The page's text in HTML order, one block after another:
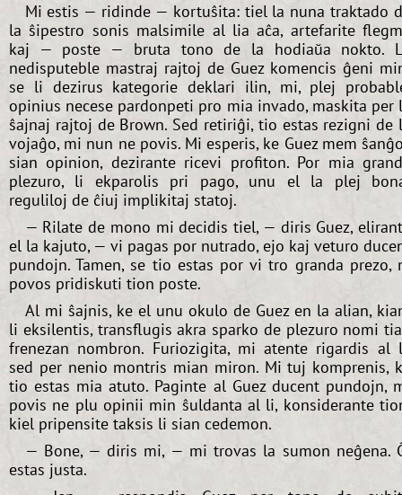
Mi estis — ridinde — kortuŝita: tiel la nuna traktado
la ŝipestro sonis malsimile al lia aĉa, artefarite
kaj — poste — bruta tono de la hodiaŭa nokto.
nedisputeble mastraj rajtoj de Guez komencis ĝeni
se li dezirus kategorie deklari ilin, mi, plej
opinius necese pardonpeti pro mia invado, maskita per
ŝajnaj rajtoj de Brown. Sed retiriĝi, tio estas rezigni de
vojaĝo, mi nun ne povis. Mi esperis, ke Guez mem
sian opinion, dezirante ricevi profiton. Por mia
plezuro, li ekparolis pri pago, unu el la plej
reguliloj de ĉiuj implikitaj statoj.
— Rilate de mono mi decidis tiel, — diris Guez,
el la kajuto, — vi pagas por nutrado, ejo kaj veturo
pundojn. Tamen, se tio estas por vi tro granda prezo,
povos pridiskuti tion poste.
Al mi ŝajnis, ke el unu okulo de Guez en la alian,
li eksilentis, transflugis akra sparko de plezuro nomi
frenezan nombron. Furiozigita, mi atente rigardis al
sed per nenio montris mian miron. Mi tuj komprenis,
tio estas mia atuto. Paginte al Guez ducent pundojn,
povis ne plu opinii min ŝuldanta al li, konsiderante
kiel pripensite taksis li sian cedemon.
— Bone, — diris mi, — mi trovas la sumon neĝena.
estas justa.